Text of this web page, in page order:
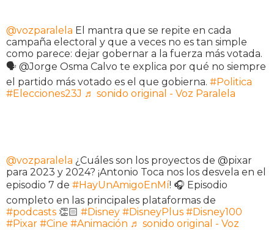
@vozparalela El mantra que se repite en cada
campaña electoral y que a veces no es tan simple
como parece: dejar gobernar a la fuerza más votada.
🗣️ @Jorge Osma Calvo te explica por qué no siempre
el partido más votado es el que gobierna. #Politica
#Elecciones23J ♬ sonido original - Voz Paralela
@vozparalela ¿Cuáles son los proyectos de @pixar
para 2023 y 2024? ¡Antonio Toca nos los desvela en el
episodio 7 de #HayUnAmigoEnMí! 🎧 Episodio
completo en las principales plataformas de
#podcasts 👏🏻 #Disney #DisneyPlus #Disney100
#Pixar #Cine #Animación ♬ sonido original - Voz